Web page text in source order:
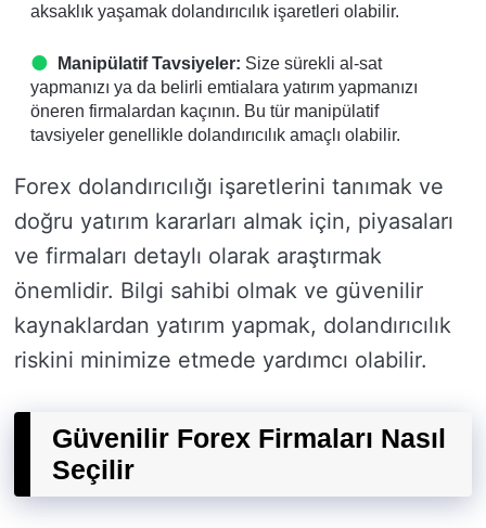
aksaklık yaşamak dolandırıcılık işaretleri olabilir.
Manipülatif Tavsiyeler: Size sürekli al-sat
yapmanızı ya da belirli emtialara yatırım yapmanızı
öneren firmalardan kaçının. Bu tür manipülatif
tavsiyeler genellikle dolandırıcılık amaçlı olabilir.
Forex dolandırıcılığı işaretlerini tanımak ve
doğru yatırım kararları almak için, piyasaları
ve firmaları detaylı olarak araştırmak
önemlidir. Bilgi sahibi olmak ve güvenilir
kaynaklardan yatırım yapmak, dolandırıcılık
riskini minimize etmede yardımcı olabilir.
Güvenilir Forex Firmaları Nasıl
Seçilir